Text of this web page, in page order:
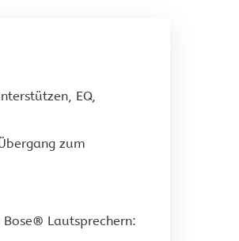
EQ,
zum
Lautsprechern: